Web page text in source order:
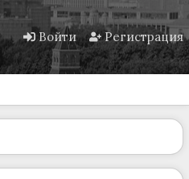
Войти Регистрация